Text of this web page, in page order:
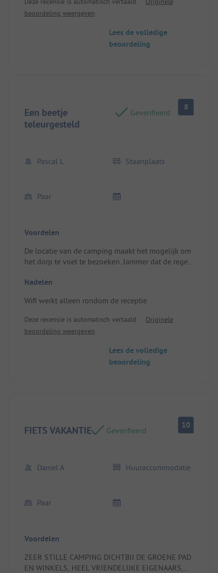
beoordeling weergeven
Lees de volledige
beoordeling
Een beetje
teleurgesteld
Geverifieerd
8
Pascal L Staanplaats
Paar
Voordelen
De locatie van de camping maakt het mogelijk om
het dorp te voet te bezoeken. Jammer dat de regen
Plek/Huuraccommodatie: TOP locatie
Nadelen
Wifi werkt alleen rondom de receptie
Deze recensie is automatisch vertaald.
Originele
beoordeling weergeven
Lees de volledige
beoordeling
FIETS VAKANTIE Geverifieerd
10
Daniel A Huuraccommodatie
Paar
Voordelen
ZEER STILLE CAMPING DICHTBIJ DE GROENE PAD
EN WINKELS, HEEL VRIENDELIJKE EIGENAARS,